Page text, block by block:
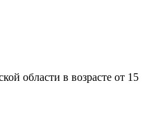
области в возрасте от 15